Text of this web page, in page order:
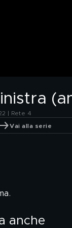
| Rete 4
Vai alla serie
anche